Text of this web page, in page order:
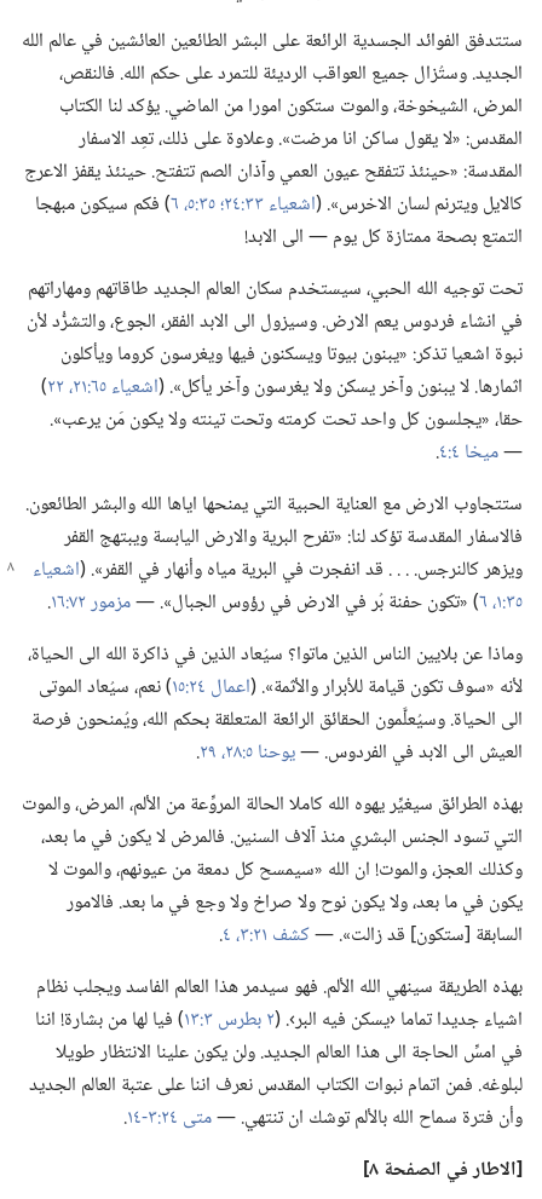
ستتدفق الفوائد الجسدية الرائعة على البشر الطائعين العائشين في عالم الله
الجديد.‏ وستُزال جميع العواقب الرديئة للتمرد على حكم الله.‏ فالنقص،‏
المرض،‏ الشيخوخة،‏ والموت ستكون امورا من الماضي.‏ يؤكد لنا الكتاب
المقدس:‏ «لا يقول ساكن انا مرضت».‏ وعلاوة على ذلك،‏ تعِد الاسفار
المقدسة:‏ «حينئذ تتفقح عيون العمي وآذان الصم تتفتح.‏ حينئذ يقفز الاعرج
كالايل ويترنم لسان الاخرس».‏ (‏اشعياء ٣٣:‏٢٤؛‏
‏)‏ فكم سيكون مبهجا
التمتع بصحة ممتازة كل يوم —‏ الى الابد!‏
تحت توجيه الله الحبي،‏ سيستخدم سكان العالم الجديد طاقاتهم ومهاراتهم
في انشاء فردوس يعم الارض.‏ وسيزول الى الابد الفقر،‏ الجوع،‏ والتشرُّد لأن
نبوة اشعيا تذكر:‏ «يبنون بيوتا ويسكنون فيها ويغرسون كروما ويأكلون
اثمارها.‏ لا يبنون وآخر يسكن ولا يغرسون وآخر يأكل».‏ (‏اشعياء ٦٥:‏٢١،‏ ٢٢
‏)‏
حقا،‏ «يجلسون كل واحد تحت كرمته وتحت تينته ولا يكون مَن يرعب».‏
—‏ميخا ٤:‏٤
‏.‏
ستتجاوب الارض مع العناية الحبية التي يمنحها اياها الله والبشر الطائعون.‏
فالاسفار المقدسة تؤكد لنا:‏ «تفرح البرية والارض اليابسة ويبتهج القفر
ويزهر كالنرجس.‏ .‏ .‏ .‏ قد انفجرت في البرية مياه وأنهار في القفر».‏‏(‏اشعياء
٣٥:‏١،‏
‏)‏ «تكون حفنة بُر في الارض في رؤوس الجبال».‏ —‏مزمور ٧٢:‏١٦
‏.‏
وماذا عن بلايين الناس الذين ماتوا؟‏ سيُعاد الذين في ذاكرة الله الى الحياة،‏
لأنه «سوف تكون قيامة للأبرار والأثمة».‏ (‏اعمال ٢٤:‏١٥
‏)‏ نعم،‏ سيُعاد الموتى
الى الحياة.‏ وسيُعلَّمون الحقائق الرائعة المتعلقة بحكم الله،‏ ويُمنحون فرصة
العيش الى الابد في الفردوس.‏ —‏يوحنا ٥:‏٢٨،‏ ٢٩
‏.‏
بهذه الطرائق سيغيِّر يهوه الله كاملا الحالة المروِّعة من الألم،‏ المرض،‏ والموت
التي تسود الجنس البشري منذ آلاف السنين.‏ فالمرض لا يكون في ما بعد،‏
وكذلك العجز،‏ والموت!‏ ان الله «سيمسح كل دمعة من عيونهم،‏ والموت لا
يكون في ما بعد،‏ ولا يكون نوح ولا صراخ ولا وجع في ما بعد.‏ فالامور
السابقة [ستكون] قد زالت».‏ —‏كشف ٢١:‏٣،‏ ٤
‏.‏
بهذه الطريقة سينهي الله الألم.‏ فهو سيدمر هذا العالم الفاسد ويجلب نظام
اشياء جديدا تماما ‹يسكن فيه البر›.‏ (‏٢ بطرس ٣:‏١٣
‏)‏ فيا لها من بشارة!‏ اننا
في امسِّ الحاجة الى هذا العالم الجديد.‏ ولن يكون علينا الانتظار طويلا
لبلوغه.‏ فمن اتمام نبوات الكتاب المقدس نعرف اننا على عتبة العالم الجديد
وأن فترة سماح الله بالألم توشك ان تنتهي.‏ —‏متى ٢٤:‏٣-‏١٤
‏.‏
‏[الاطار في الصفحة ٨]‏